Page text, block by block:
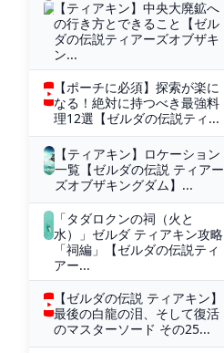
【ティアキン】中央大廃鉱へ
の行き方とできること【ゼル
ダの伝説ティアーズオブザキ
ン...
【ポーチに必須】探索が楽に
なる！絶対に持つべき最強料
理12選【ゼルダの伝説ティ...
【ティアキン】ロケーション
一覧【ゼルダの伝説 ティアー
ズオブザキングダム】...
「タダロクンの祠（火と
水）」ゼルダ ティアキン攻略
「祠編」【ゼルダの伝説ティ
アー...
【ゼルダの伝説 ティアキン】
最後の白龍の泪、そして復活
のマスターソード その25...